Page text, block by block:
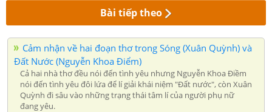
Bài tiếp theo
Cảm nhận về hai đoạn thơ trong Sóng (Xuân Quỳnh) và
Đất Nước (Nguyễn Khoa Điểm)
Cả hai nhà thơ đều nói đến tình yêu nhưng Nguyễn Khoa Điềm
nói đến tình yêu đôi lứa để lí giải khái niệm "Đất nước", còn Xuân
Quỳnh đi sâu vào những trạng thái tâm lí của người phụ nữ
đang yêu.